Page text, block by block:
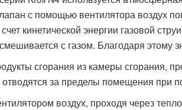
с помощью вентилятора воздух
кинетической энергии газовой
смешивается с газом. Благодаря этому
сгорания из камеры сгорания,
отводятся за пределы помещения при
воздух, проходя через